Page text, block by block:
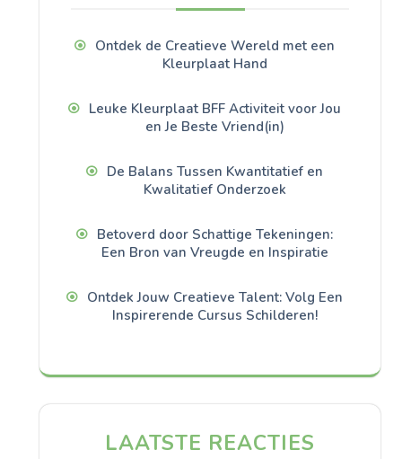
Ontdek de Creatieve Wereld met een
Kleurplaat Hand
Leuke Kleurplaat BFF Activiteit voor Jou
en Je Beste Vriend(in)
De Balans Tussen Kwantitatief en
Kwalitatief Onderzoek
Betoverd door Schattige Tekeningen:
Een Bron van Vreugde en Inspiratie
Ontdek Jouw Creatieve Talent: Volg Een
Inspirerende Cursus Schilderen!
LAATSTE REACTIES